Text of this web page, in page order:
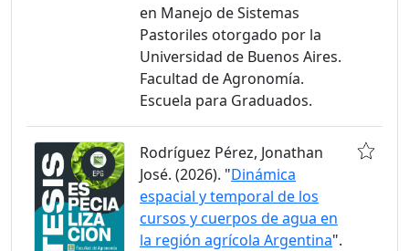
en Manejo de Sistemas
Pastoriles otorgado por la
Universidad de Buenos Aires.
Facultad de Agronomía.
Escuela para Graduados.
Rodríguez Pérez, Jonathan
José. (2026). "Dinámica
espacial y temporal de los
cursos y cuerpos de agua en
la región agrícola Argentina".